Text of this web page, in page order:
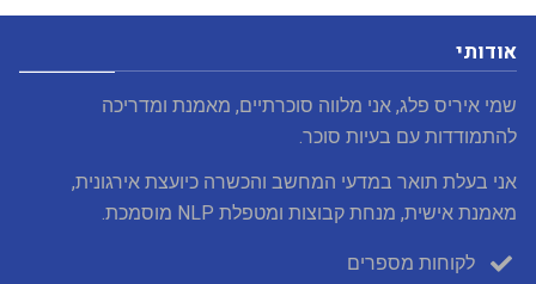
אודותי
שמי איריס פלג, אני מלווה סוכרתיים, מאמנת ומדריכה
להתמודדות עם בעיות סוכר.
אני בעלת תואר במדעי המחשב והכשרה כיועצת אירגונית,
מאמנת אישית, מנחת קבוצות ומטפלת NLP מוסמכת.
לקוחות מספרים